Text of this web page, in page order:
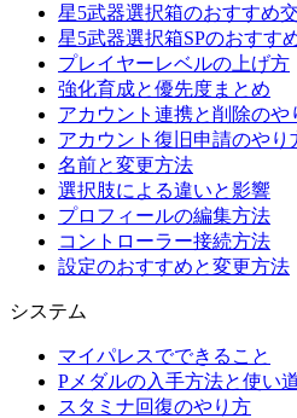
星5武器選択箱のおすすめ
星5武器選択箱SPのおすす
プレイヤーレベルの上げ方
強化育成と優先度まとめ
アカウント連携と削除のや
アカウント復旧申請のやり
名前と変更方法
選択肢による違いと影響
プロフィールの編集方法
コントローラー接続方法
設定のおすすめと変更方法
システム
マイパレスでできること
Pメダルの入手方法と使い
スタミナ回復のやり方